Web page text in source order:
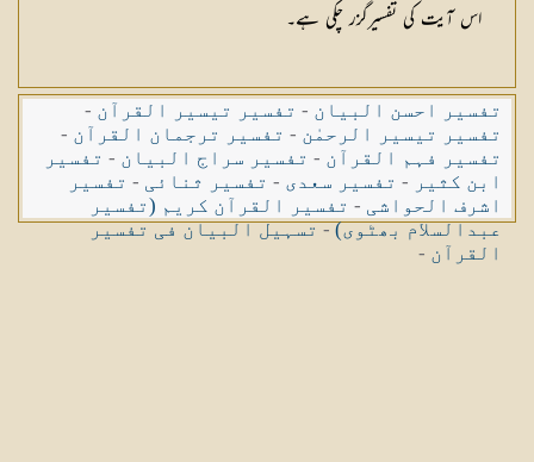
اس آیت کی تفسیرگزر چکی ہے۔
تفسیر احسن البیان - تفسیر تیسیر القرآن -
تفسیر تیسیر الرحمٰن - تفسیر ترجمان القرآن -
تفسیر فہم القرآن - تفسیر سراج البیان - تفسیر
ابن کثیر - تفسیر سعدی - تفسیر ثنائی - تفسیر
اشرف الحواشی - تفسیر القرآن کریم (تفسیر
عبدالسلام بھٹوی)-تسہیل البیان فی تفسیر
القرآن -